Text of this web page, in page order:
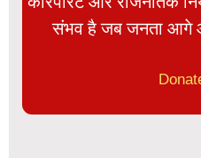
संभव है जब जनता आगे